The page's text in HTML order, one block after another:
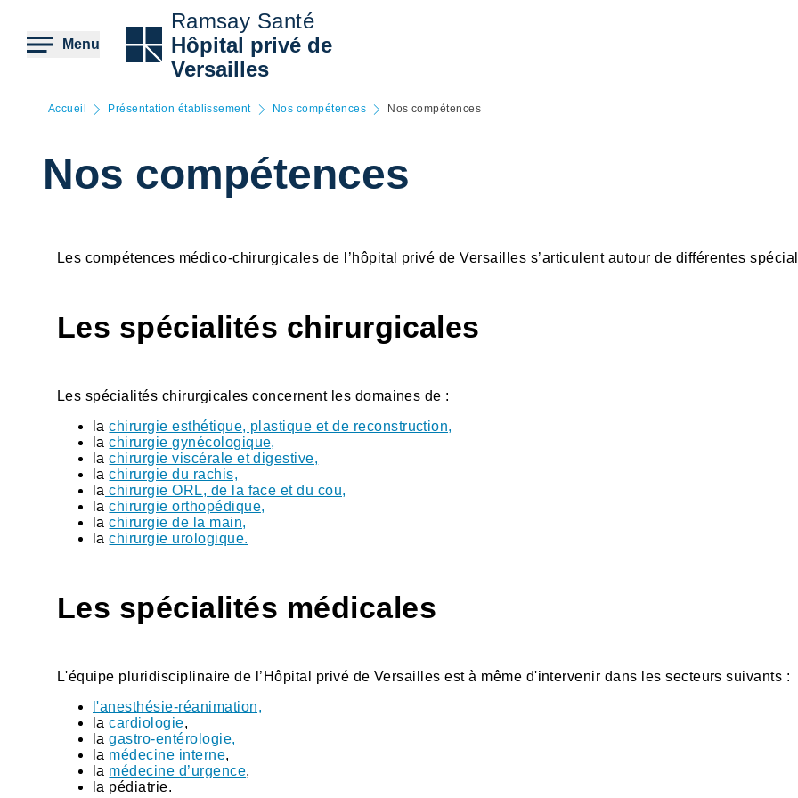
contenu
principal
Menu
Ramsay Santé
Hôpital privé de
Versailles
Accueil Présentation établissement Nos compétences Nos compétences
Nos compétences
Les compétences médico-chirurgicales de l’hôpital privé de Versailles s’articulent autour de différentes
Les spécialités chirurgicales
Les spécialités chirurgicales concernent les domaines de :
lachirurgie esthétique, plastique et de reconstruction,
lachirurgie gynécologique,
lachirurgie viscérale et digestive,
lachirurgie du rachis,
la chirurgie ORL, de la face et du cou,
lachirurgie orthopédique,
lachirurgie de la main,
lachirurgie urologique.
Les spécialités médicales
L'équipe pluridisciplinaire de l’Hôpital privé de Versailles est à même d'intervenir dans les secteurs suivants :
l'anesthésie-réanimation,
lacardiologie,
la gastro-entérologie,
la médecine interne,
la médecine d’urgence,
la pédiatrie.